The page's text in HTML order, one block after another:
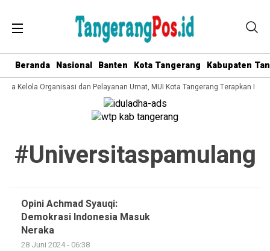
Beranda Nasional Banten Kota Tangerang Kabupaten
Kelola Organisasi dan Pelayanan Umat, MUI Kota Tangerang Terapkan ISO
#universitaspamulang
Opini Achmad Syauqi:
Demokrasi Indonesia Masuk
Neraka
28 Juni 2024 - 06:38